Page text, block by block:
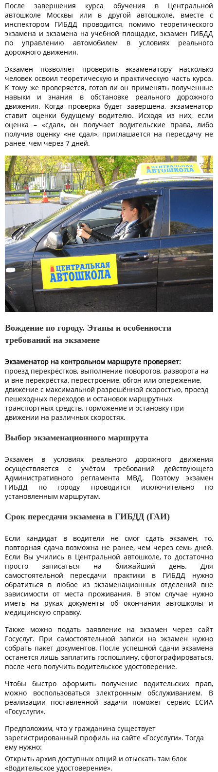
После завершения курса обучения в Центральной
автошколе Москвы или в другой автошколе, вместе с
инспектором ГИБДД проводится, помимо теоретического
экзамена и экзамена на учебной площадке, экзамен ГИБДД
по управлению автомобилем в условиях реального
дорожного движения.
Экзамен позволяет проверить экзаменатору насколько
человек освоил теоретическую и практическую часть курса.
К тому же проверяется, готов ли он применять полученные
навыки и знания в обстановке реального дорожного
движения. Когда проверка будет завершена, экзаменатор
ставит оценки будущему водителю. Исходя из них, если
оценка – «сдал», он получает водительские права, либо
получив оценку «не сдал», приглашается на пересдачу не
ранее, чем через 7 дней.
Вождение по городу. Этапы и особенности
требований на экзамене
Экзаменатор на контрольном маршруте проверяет:
проезд перекрёстков, выполнение поворотов, разворота на
и вне перекрёстка, перестроение, обгон или опережение,
движение с максимальной разрешённой скоростью, проезд
пешеходных переходов и остановок маршрутных
транспортных средств, торможение и остановку при
движении на различных скоростях.
Выбор экзаменационного маршрута
Экзамен в условиях реального дорожного движения
осуществляется с учётом требований действующего
Административного регламента МВД. Поэтому экзамен
ГИБДД по городу проводится исключительно по
установленным маршрутам.
Срок пересдачи экзамена в ГИБДД (ГАИ)
Если кандидат в водители не смог сдать экзамен, то,
повторная сдача возможна не ранее, чем через семь дней.
Если Вы учились в Центральной автошколе, то достаточно
просто записаться на ближайший день. Для
самостоятельной пересдачи практики в ГИБДД нужно
обратиться в любое из экзаменационных отделений вне
зависимости от места проживания. В этом случае нужно
иметь на руках документы об окончании автошколы и
медицинскую справку.
Также можно подать заявление на экзамен через сайт
Госуслуг. При самостоятельной записи на экзамен нужно
собрать пакет документов. После успешной сдачи экзамена
останется лишь заплатить госпошлину, сфотографироваться,
после чего получить водительское удостоверение.
Чтобы быстро оформить получение водительских прав,
можно воспользоваться электронным обслуживанием. В
реализации поставленной задачи поможет сервис ЕСИА
«Госуслуги».
Предположим, что у гражданина существует
зарегистрированный профиль на сайте «Госуслуги». Тогда
ему нужно:
Открыть архив доступных опций и отыскать там блок
«Водительское удостоверение».